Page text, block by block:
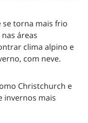
se torna mais frio
áreas
clima alpino e
com neve.
Christchurch e
invernos mais